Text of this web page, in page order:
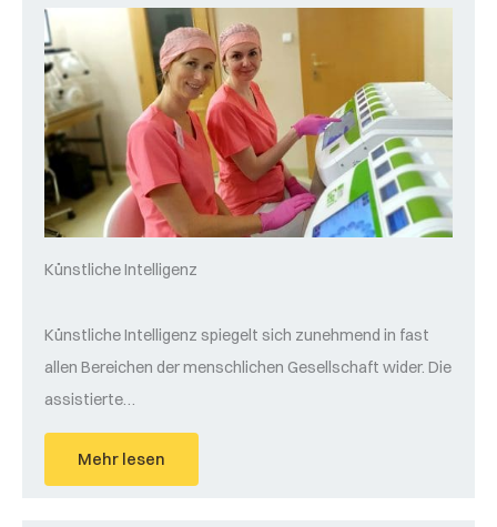
Künstliche Intelligenz
Künstliche Intelligenz spiegelt sich zunehmend in fast
allen Bereichen der menschlichen Gesellschaft wider. Die
assistierte…
Mehr lesen